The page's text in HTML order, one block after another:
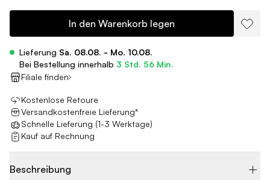
In den Warenkorb legen
Lieferung Sa. 08.08. - Mo. 10.08.
Bei Bestellung innerhalb 3 Std. 56 Min.
Filiale finden
Kostenlose Retoure
Versandkostenfreie Lieferung*
Schnelle Lieferung (1-3 Werktage)
Kauf auf Rechnung
Beschreibung